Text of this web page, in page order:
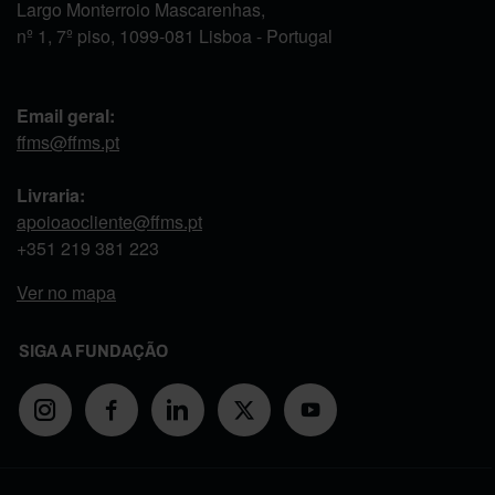
Largo Monterroio Mascarenhas,
nº 1, 7º piso, 1099-081 Lisboa - Portugal
Email geral:
ffms@ffms.pt
Livraria:
apoioaocliente@ffms.pt
+351 219 381 223
Ver no mapa
SIGA A FUNDAÇÃO